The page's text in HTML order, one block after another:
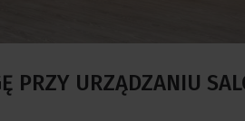
PRZY URZĄDZANIU